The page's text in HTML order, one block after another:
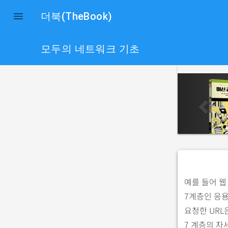
 더북(TheBook)
모두의 네트워크 기초
e
i
o
s
예를 들어
7계층인 응
요청한
7 계층의 자